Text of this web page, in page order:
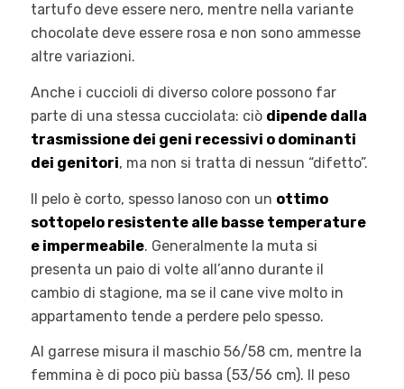
tartufo deve essere nero, mentre nella variante
chocolate deve essere rosa e non sono ammesse
altre variazioni.
Anche i cuccioli di diverso colore possono far
parte di una stessa cucciolata: ciò dipende dalla
trasmissione dei geni recessivi o dominanti
dei genitori, ma non si tratta di nessun “difetto”.
Il pelo è corto, spesso lanoso con un ottimo
sottopelo resistente alle basse temperature
e impermeabile. Generalmente la muta si
presenta un paio di volte all’anno durante il
cambio di stagione, ma se il cane vive molto in
appartamento tende a perdere pelo spesso.
Al garrese misura il maschio 56/58 cm, mentre la
femmina è di poco più bassa (53/56 cm). Il peso